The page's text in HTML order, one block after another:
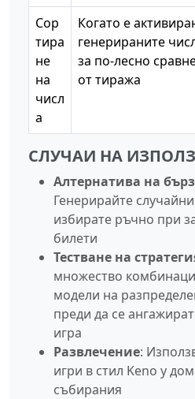
Сор
тира
не
на
числ
а
Когато е
генерираните
за по-лесно
от тиража
СЛУЧАИ НА
Алтернатива на
Генерирайте
избирате ръчно при
билети
Тестване на
множество
модели на
преди да се
игра
Развлечение:
игри в стил Keno у
събирания